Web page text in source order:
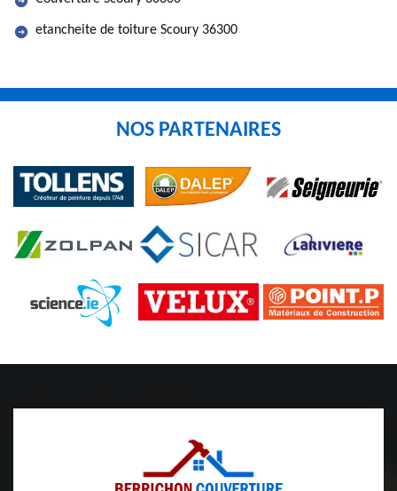
etancheite de toiture Scoury 36300
NOS PARTENAIRES